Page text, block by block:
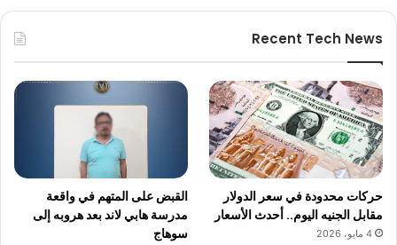
Recent Tech News
حركات محدودة في سعر الدولار
مقابل الجنيه اليوم.. أحدث الأسعار
4 مايو، 2026
القبض على المتهم في واقعة
مدرسة هابي لاند بعد هروبه إلى
سوهاج